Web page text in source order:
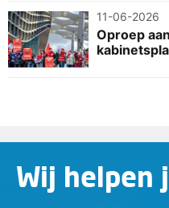
11-06-2026
Oproep
Wij helpen